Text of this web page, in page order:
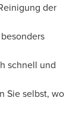
der
schnell und
Sie selbst, wo